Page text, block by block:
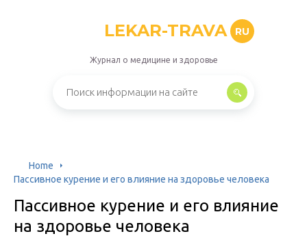
LEKAR-TRAVA RU
Журнал о медицине и здоровье
Home
Пассивное курение и его влияние на здоровье человека
Пассивное курение и его влияние
на здоровье человека